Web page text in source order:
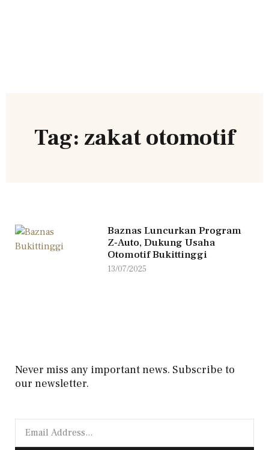
Tag: zakat otomotif
Baznas Luncurkan Program
Z‑Auto, Dukung Usaha
Otomotif Bukittinggi
13/07/2025
Never miss any important news. Subscribe to
our newsletter.